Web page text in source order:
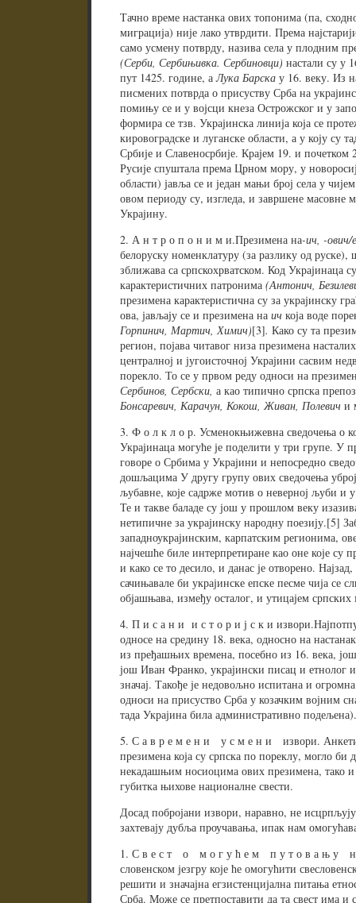
Тачно време настанка ових топонима (па,
миграција) није лако утврдити. Према
само усмену потврду, назива села у плодним
(Серби, Сербињивка. Сербиновци) настали су у
пут 1425. године, аЛука Барска у 16. веку. Из
писмених потврда о присуству Срба на
помињу се и у војсци кнеза Острожског и у
формира се тзв. Украјинска линија која се
кировоградске и луганске области, а у коју су
Србије и Славеносрбије. Крајем 19. и почетком
Русије спуштала према Црном мору, у
области) јавља се и један мањи број села у
овом периоду су, изгледа, и завршене масовне
Украјину.
2. А н т р о п о н и м и.Презимена на-ич, -ович/
белоруску номенклатуру (за разлику од руске),
зближава са српскохрватском. Код Украјинаца
карактеристичних патронима (Антонич,
презимена карактеристична су за украјинску
ова, јављају се и презимена на ич која воде
Горпинич, Мартич, Химич)[3]. Како су та
регион, појава читавог низа презимена
централној и југоисточној Украјини сасвим
порекло. То се у првом реду односи на
Сербинов, Сербски, а као типично српска
Бонсаревич, Карачун, Кокош, Живан, Полевич и
3. Ф о л к л о р. Усменокњижевна сведочења о
Украјинаца могуће је поделити у три групе. У
говоре о Србима у Украјини и непосредно
дошљацима У другу групу ових сведочења
љубавне, које садрже мотив о неверној љуби и
Те и такве баладе су још у прошлом веку
нетипичне за украјинску народну поезију.[5]
западноукрајинским, карпатским регионима,
најчешће биле интерпретиране као оне које су
и како се то десило, и данас је отворено.
сачињавале би украјинске епске песме чија се
објашњава, између осталог, и утицајем српских
4. П и с а н и и с т о р и ј с к и
односе на средину 18. века, односно на
из пређашњих времена, посебно из 16. века,
још Иван Франко, украјински писац и етнолог
значај. Такође је недовољно испитана и
односи на присуство Срба у козачким војним
тада Украјина била административно подељена).
5. С а в р е м е н и у с м е н и извори.
презимена која су српска по пореклу, могло би
некадашњим носиоцима ових презимена, тако и
губитка њихове националне свести.
Досад побројани извори, наравно, не
захтевају дубља проучавања, ипак нам
1. С в е с т о м о г у ћ е м п у т о в а њ у н
словенском језгру које ће омогућити
решити и значајна егзистенцијална питања
Срба. Може се претпоставити да та свест има и